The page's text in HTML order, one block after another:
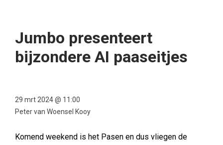
Jumbo presenteert
bijzondere AI paaseitjes
29 mrt 2024 @ 11:00
Peter van Woensel Kooy
Komend weekend is het Pasen en dus vliegen de